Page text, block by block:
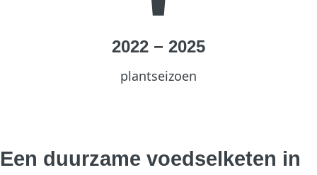
2022 − 2025
plantseizoen
Een duurzame voedselketen in